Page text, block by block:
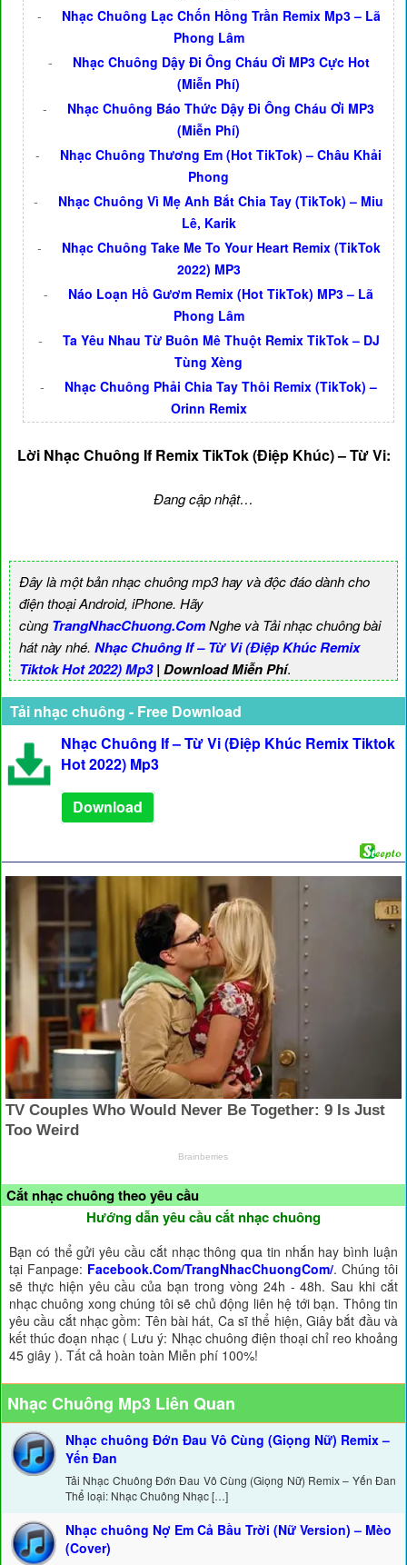
-
Nhạc Chuông Lạc Chốn Hồng Trần Remix Mp3 – Lã
Phong Lâm
-
Nhạc Chuông Dậy Đi Ông Cháu Ơi MP3 Cực Hot
(Miễn Phí)
-
Nhạc Chuông Báo Thức Dậy Đi Ông Cháu Ơi MP3
(Miễn Phí)
-
Nhạc Chuông Thương Em (Hot TikTok) – Châu Khải
Phong
-
Nhạc Chuông Vì Mẹ Anh Bắt Chia Tay (TikTok) – Miu
Lê, Karik
-
Nhạc Chuông Take Me To Your Heart Remix (TikTok
2022) MP3
-
Náo Loạn Hồ Gươm Remix (Hot TikTok) MP3 – Lã
Phong Lâm
-
Ta Yêu Nhau Từ Buôn Mê Thuột Remix TikTok – DJ
Tùng Xèng
-
Nhạc Chuông Phải Chia Tay Thôi Remix (TikTok) –
Orinn Remix
Lời Nhạc Chuông If Remix TikTok (Điệp Khúc) – Từ Vi:
Đang cập nhật…
Đây là một bản nhạc chuông mp3 hay và độc đáo dành cho
điện thoại Android, iPhone. Hãy
cùngTrangNhacChuong.ComNghe và Tải nhạc chuông bài
hát này nhé. Nhạc Chuông If – Từ Vi (Điệp Khúc Remix
Tiktok Hot 2022) Mp3| Download Miễn Phí.
Tải nhạc chuông - Free Download
Nhạc Chuông If – Từ Vi (Điệp Khúc Remix Tiktok
Hot 2022) Mp3
Download
Cắt nhạc chuông theo yêu cầu
Hướng dẫn yêu cầu cắt nhạc chuông
Bạn có thể gửi yêu cầu cắt nhạc thông qua tin nhắn hay bình luận
tại Fanpage: Facebook.Com/TrangNhacChuongCom/. Chúng tôi
sẽ thực hiện yêu cầu của bạn trong vòng 24h - 48h. Sau khi cắt
nhạc chuông xong chúng tôi sẽ chủ động liên hệ tới bạn. Thông tin
yêu cầu cắt nhạc gồm: Tên bài hát, Ca sĩ thể hiện, Giây bắt đầu và
kết thúc đoạn nhạc ( Lưu ý: Nhạc chuông điện thoại chỉ reo khoảng
45 giây ). Tất cả hoàn toàn Miễn phí 100%!
Nhạc Chuông Mp3 Liên Quan
Nhạc chuông Đớn Đau Vô Cùng (Giọng Nữ) Remix –
Yến Đan
Tải Nhạc Chuông Đớn Đau Vô Cùng (Giọng Nữ) Remix – Yến Đan
Thể loại: Nhạc Chuông Nhạc […]
Nhạc chuông Nợ Em Cả Bầu Trời (Nữ Version) – Mèo
(Cover)